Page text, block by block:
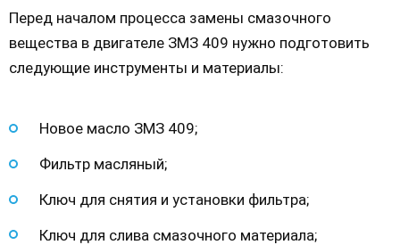
Перед началом процесса замены смазочного
вещества в двигателе ЗМЗ 409 нужно подготовить
следующие инструменты и материалы:
Новое масло ЗМЗ 409;
Фильтр масляный;
Ключ для снятия и установки фильтра;
Ключ для слива смазочного материала;